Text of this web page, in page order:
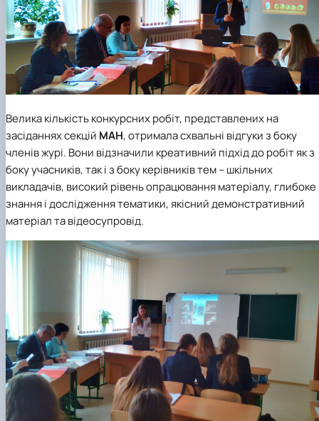
Велика кількість конкурсних робіт, представлених на
засіданнях секцій МАН, отримала схвальні відгуки з боку
членів журі. Вони відзначили креативний підхід до робіт як з
боку учасників, так і з боку керівників тем – шкільних
викладачів, високий рівень опрацювання матеріалу, глибоке
знання і дослідження тематики, якісний демонстративний
матеріал та відеосупровід.